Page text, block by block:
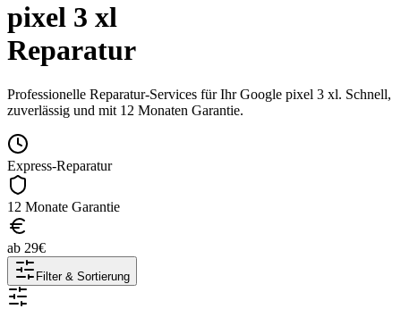
pixel 3 xl
Reparatur
Professionelle Reparatur-Services für IhrGoogle pixel 3 xl. Schnell,
zuverlässig und mit 12 Monaten Garantie.
Express-Reparatur
12 Monate Garantie
ab 29€
Filter & Sortierung